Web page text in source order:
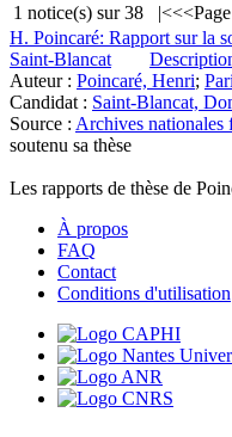
1 notice(s) sur38 |<<<
H. Poincaré: Rapport sur la
Saint-Blancat
Auteur : Poincaré, Henri;
Candidat : Saint-Blancat,
Source : Archives nationales
soutenu sa thèse
Les rapports de thèse de
À propos
FAQ
Contact
Conditions d'utilisation